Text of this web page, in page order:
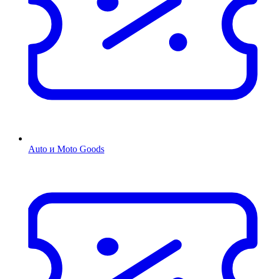
Auto и Moto Goods